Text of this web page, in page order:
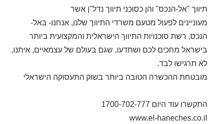
תיווך "אל-הנכס" והן כסוכני תיווך נדל"ן אשר
מעוניינים לפעול מטעם משרדי התיווך שלנו, אנחנו- באל-
הנכס, רשת סוכנויות התיווך הישראלית והמקצועית ביותר
בישראל מחכים לכם ושתדעו, שגם בעולם של עצמאיים, איתנו,
לא תרגישו לבד.
מובטחת ההכשרה הטובה ביותר בשוק התעסוקה הישראלי
התקשרו עוד היום 1700-702-777
www.el-haneches.co.il